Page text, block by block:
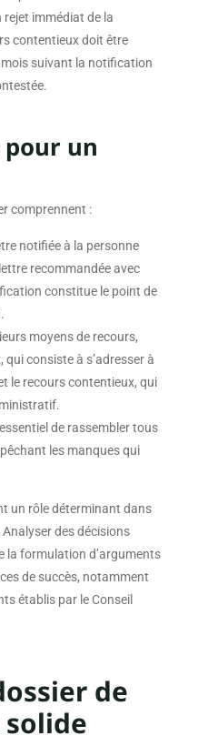
immédiat de la
contentieux doit être
suivant la notification
pour un
comprennent :
notifiée à la personne
recommandée avec
constitue le point de
moyens de recours,
consiste à s’adresser à
le recours contentieux, qui
de rassembler tous
les manques qui
un rôle déterminant dans
des décisions
la formulation d’arguments
de succès, notamment
établis par le Conseil
de